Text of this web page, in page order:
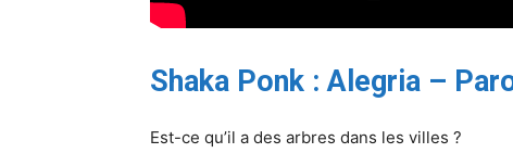
Shaka Ponk : Alegria –
Est-ce qu’il a des arbres dans les villes ?